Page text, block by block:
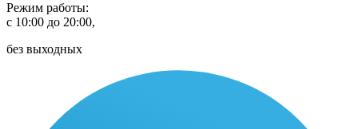
Режим работы:
с 10:00 до 20:00,
без выходных